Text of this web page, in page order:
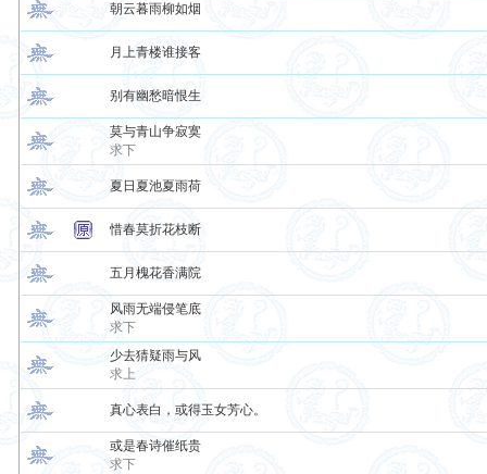
朝云暮雨柳如烟
月上青楼谁接客
别有幽愁暗恨生
莫与青山争寂寞
求下
夏日夏池夏雨荷
惜春莫折花枝断
五月槐花香满院
风雨无端侵笔底
求下
少去猜疑雨与风
求上
真心表白，或得玉女芳心。
或是春诗催纸贵
求下